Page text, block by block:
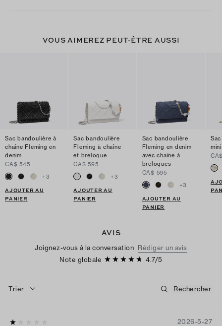
VOUS AIMEREZ PEUT-ÊTRE AUSSI
Sac bandoulière à
chaîne Fleming en
denim
CA$ 545
+3
AJOUTER AU
PANIER
Sac bandoulière
Fleming à chaîne
et breloque
CA$ 595
+3
AJOUTER AU
PANIER
Sac bandoulière
Fleming en denim
avec chaîne à
breloques
CA$ 595
+3
AJOUTER AU
PANIER
AVIS
Joignez-vous à la conversation Rédiger un avis
Note globale
4.7/5
Trier
2026-5-27